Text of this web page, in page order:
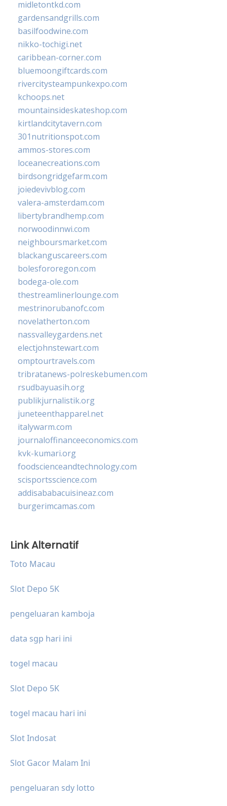
midletontkd.com
gardensandgrills.com
basilfoodwine.com
nikko-tochigi.net
caribbean-corner.com
bluemoongiftcards.com
rivercitysteampunkexpo.com
kchoops.net
mountainsideskateshop.com
kirtlandcitytavern.com
301nutritionspot.com
ammos-stores.com
loceanecreations.com
birdsongridgefarm.com
joiedevivblog.com
valera-amsterdam.com
libertybrandhemp.com
norwoodinnwi.com
neighboursmarket.com
blackanguscareers.com
bolesfororegon.com
bodega-ole.com
thestreamlinerlounge.com
mestrinorubanofc.com
novelatherton.com
nassvalleygardens.net
electjohnstewart.com
omptourtravels.com
tribratanews-polreskebumen.com
rsudbayuasih.org
publikjurnalistik.org
juneteenthapparel.net
italywarm.com
journaloffinanceeconomics.com
kvk-kumari.org
foodscienceandtechnology.com
scisportsscience.com
addisababacuisineaz.com
burgerimcamas.com
Link Alternatif
Toto Macau
Slot Depo 5K
pengeluaran kamboja
data sgp hari ini
togel macau
Slot Depo 5K
togel macau hari ini
Slot Indosat
Slot Gacor Malam Ini
pengeluaran sdy lotto